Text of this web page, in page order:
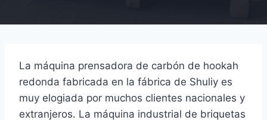
La máquina prensadora de carbón de hookah
redonda fabricada en la fábrica de Shuliy es
muy elogiada por muchos clientes nacionales y
extranjeros. La máquina industrial de briquetas